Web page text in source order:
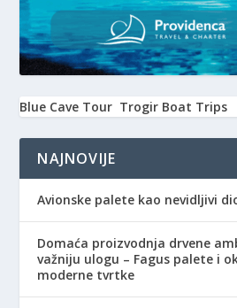
Blue Cave Tour Trogir Boat Trips
NAJNOVIJE
Avionske palete kao nevidljivi
Domaća proizvodnja drvene
važniju ulogu – Fagus palete i
moderne tvrtke